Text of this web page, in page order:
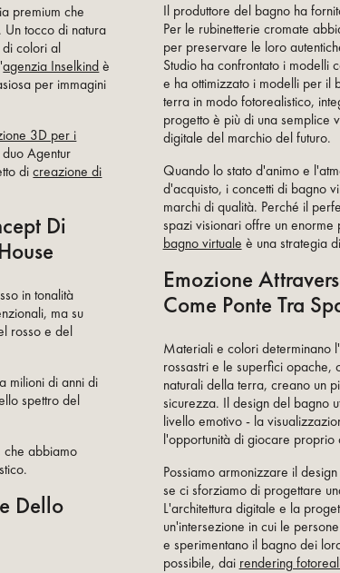
premium che
tocco di natura
colori al
agenzia Inselkind è
per immagini
3D per i
Agentur
dicreazione di
Di
in tonalità
ma su
rosso e del
milioni di anni di
spettro del
che abbiamo
Dello
Il produttore del bagno ha
Per le rubinetterie cromate
per preservare le loro
Studio ha confrontato i modelli
e ha ottimizzato i modelli per il
terra in modo fotorealistico,
progetto è più di una semplice
digitale del marchio del futuro.
Quando lo stato d'animo e
d'acquisto, i concetti di bagno
marchi di qualità. Perché il
spazi visionari offre un enorme
bagno virtuale è una strategia
Emozione
Come Ponte Tra
Materiali e colori determinano
rossastri e le superfici opache,
naturali della terra, creano un
sicurezza. Il design del bagno
livello emotivo - la
l'opportunità di giocare proprio
Possiamo armonizzare il
se ci sforziamo di progettare
L'architettura digitale e la
un'intersezione in cui le
e sperimentano il bagno dei
possibile, dai rendering